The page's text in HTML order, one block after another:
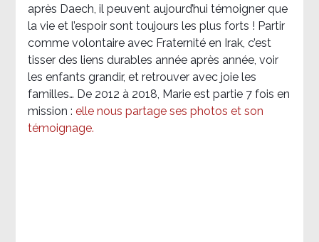
après Daech, il peuvent aujourd’hui témoigner que
la vie et l’espoir sont toujours les plus forts ! Partir
comme volontaire avec Fraternité en Irak, c’est
tisser des liens durables année après année, voir
les enfants grandir, et retrouver avec joie les
familles… De 2012 à 2018, Marie est partie 7 fois en
mission : elle nous partage ses photos et son
témoignage.